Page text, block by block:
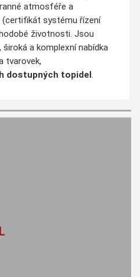
atmosféře a
(certifikát systému řízení
životnosti. Jsou
a komplexní nabídka
tvarovek,
dostupných topidel.